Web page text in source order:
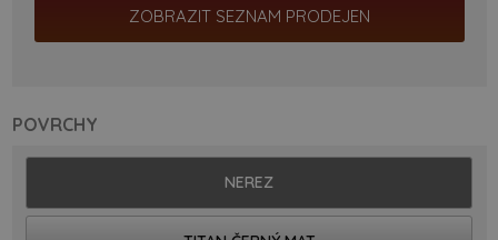
ZOBRAZIT SEZNAM PRODEJEN
POVRCHY
NEREZ